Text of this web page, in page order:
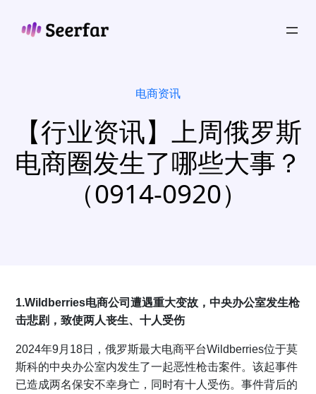
电商资讯
【行业资讯】上周俄罗斯
电商圈发生了哪些大事？
（0914-0920）
1.Wildberries电商公司遭遇重大变故，中央办公室发生枪
击悲剧，致使两人丧生、十人受伤
2024年9月18日，俄罗斯最大电商平台Wildberries位于莫
斯科的中央办公室内发生了一起恶性枪击案件。该起事件
已造成两名保安不幸身亡，同时有十人受伤。事件背后的